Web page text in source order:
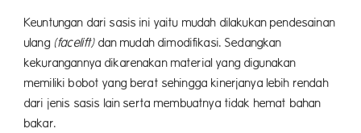
Keuntungan dari sasis ini yaitu mudah dilakukan pendesainan
ulang (facelift)dan mudah dimodifikasi. Sedangkan
kekurangannya dikarenakan material yang digunakan
memiliki bobot yang berat sehingga kinerjanya lebih rendah
dari jenis sasis lain serta membuatnya tidak hemat bahan
bakar.